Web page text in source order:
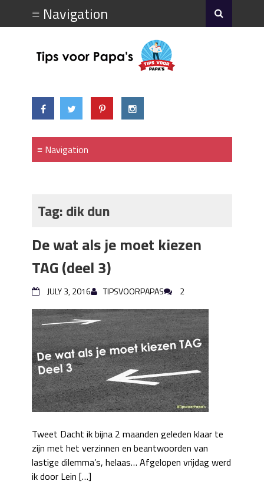
Tag:dik dun
De wat als je moet kiezen
TAG (deel 3)
JULY 3, 2016 TIPSVOORPAPAS 2
Tweet Dacht ik bijna 2 maanden geleden klaar te
zijn met het verzinnen en beantwoorden van
lastige dilemma’s, helaas… Afgelopen vrijdag werd
ik door Lein […]